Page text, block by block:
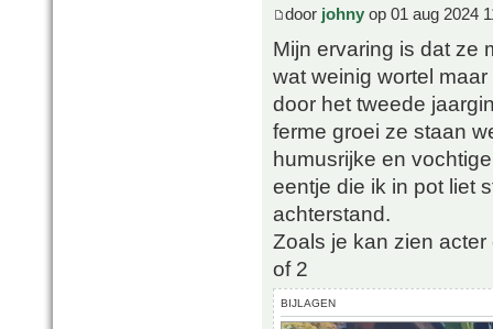
door johny op 01 aug 2024
Mijn ervaring is dat ze
wat weinig wortel
door het tweede
ferme groei ze staan
humusrijke en
eentje die ik in pot liet
achterstand.
Zoals je kan zien
of 2
BIJLAGEN